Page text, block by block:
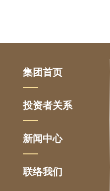
集团首页
投资者关系
新闻中心
联络我们